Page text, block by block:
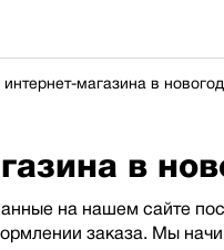
интернет-магазина в
в
на нашем сайте
заказа. Мы